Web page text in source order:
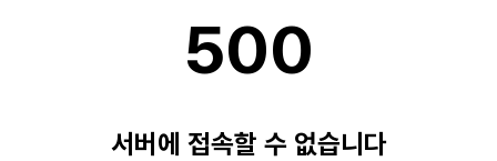
500
서버에 접속할 수 없습니다